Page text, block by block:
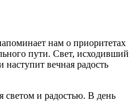
нам о приоритетах
пути. Свет, исходивший
вечная радость
светом и радостью. В день